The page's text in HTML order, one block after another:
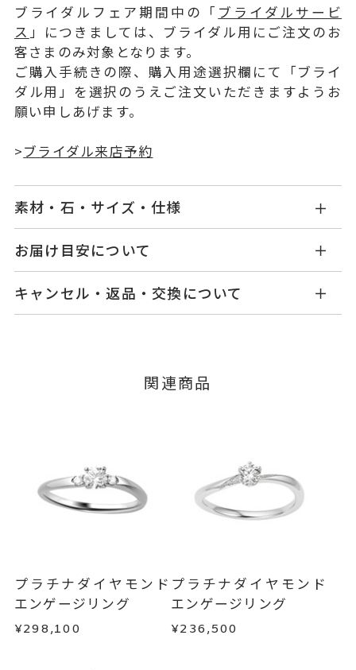
ブライダルフェア期間中の「 ブライダルサービ
ス 」につきましては、ブライダル用にご注文のお
客さまのみ対象となります。
ご購入手続きの際、購入用途選択欄にて「ブライ
ダル用」を選択のうえご注文いただきますようお
願い申しあげます。
>ブライダル来店予約
素材・石・サイズ・仕様
品番
DA0802E002WDMM
素材
Pt900
石
ダイヤモンド 0.20ct～0.259ct
グレード Fカラー/VS2/Excelle
※#16からは17,600円(税込)の加
算料金を頂戴しております。
サイズ直し #7以上 は+2、-1まで
小：約2.0mm
カテゴリー
婚約指輪(エンゲージリング)
お届け目安について
てご案内いたします。
詳しくはこちら
キャンセル・返品・交換について
ージの購入履歴一覧よりご注文状況をご確認いた
メンバーシップ未登録のお客さまは、お問い合
わせフォームよりご連絡ください。
以下の場合、商品の返品・交換・返金
・受注生産の商品
・お客さまのお手元で傷や汚れが発生した商品
・到着後ご連絡無く7日以上経過した商品
関連商品
プラチナダイヤモンド
エンゲージリング
¥298,100
プラチナダイヤモンド
エンゲージリング
¥236,500